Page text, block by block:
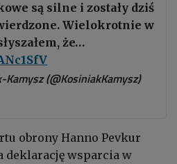
są silne i zostały dziś
Wielokrotnie w
że…
(@KosiniakKamysz)
obrony Hanno Pevkur
deklarację wsparcia w